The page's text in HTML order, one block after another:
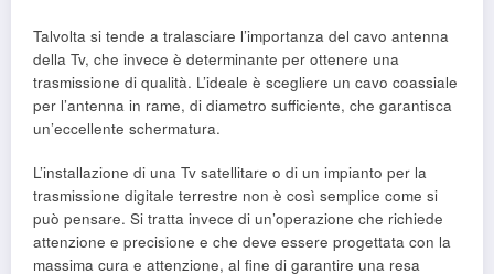
Talvolta si tende a tralasciare l’importanza del cavo antenna
della Tv, che invece è determinante per ottenere una
trasmissione di qualità. L’ideale è scegliere un cavo coassiale
per l’antenna in rame, di diametro sufficiente, che garantisca
un’eccellente schermatura.
L’installazione di una Tv satellitare o di un impianto per la
trasmissione digitale terrestre non è così semplice come si
può pensare. Si tratta invece di un’operazione che richiede
attenzione e precisione e che deve essere progettata con la
massima cura e attenzione, al fine di garantire una resa